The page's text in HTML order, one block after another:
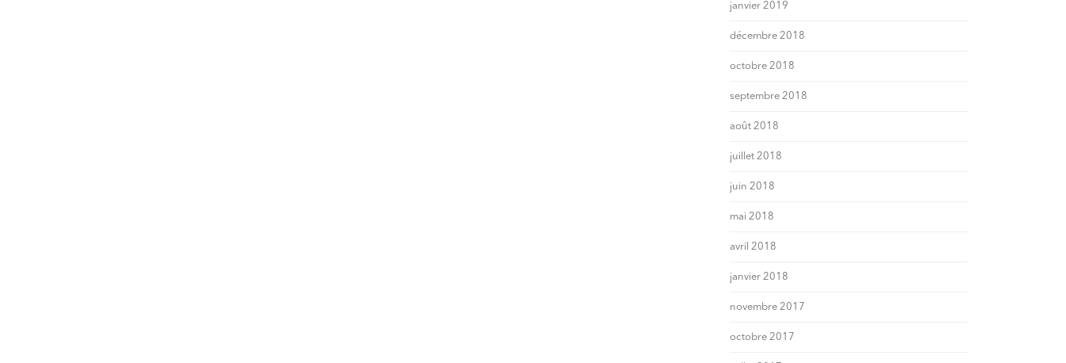
janvier 2019
décembre 2018
octobre 2018
septembre 2018
août 2018
juillet 2018
juin 2018
mai 2018
avril 2018
janvier 2018
novembre 2017
octobre 2017